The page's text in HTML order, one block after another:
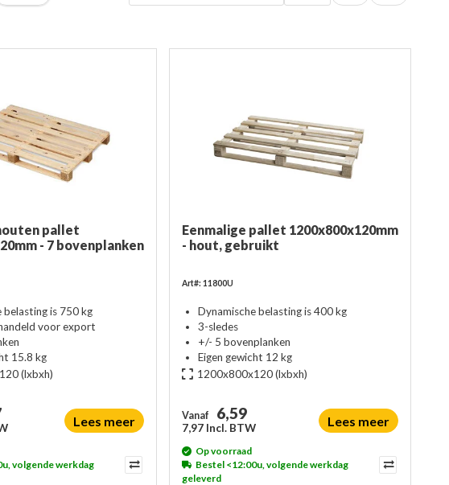
pallet
- 7 bovenplanken
belasting is 750 kg
voor export
15.8 kg
(lxbxh)
Lees meer
volgende werkdag
Eenmalige pallet 1200x800x120mm
- hout, gebruikt
Art#: 11800U
Dynamische belasting is 400 kg
3-sledes
+/- 5 bovenplanken
Eigen gewicht 12 kg
1200x800x120(lxbxh)
Vanaf 6,59
7,97 Incl. BTW Lees meer
Op voorraad
Bestel <12:00u, volgende werkdag
geleverd